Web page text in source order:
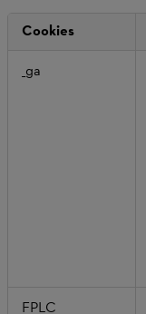
cookies
Cookies
_ga
FPLC